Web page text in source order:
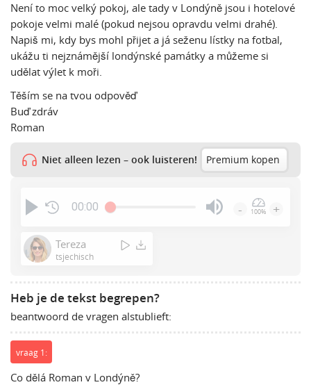
Není to moc velký pokoj, ale tady v Londýně jsou i hotelové
pokoje velmi malé (pokud nejsou opravdu velmi drahé).
Napiš mi, kdy bys mohl přijet a já seženu lístky na fotbal,
ukážu ti nejznámější londýnské památky a můžeme si
udělat výlet k moři.
Těším se na tvou odpověď
Buď zdráv
Roman
Niet alleen lezen – ook luisteren! Premium kopen
00:00 - 100% +
Tereza
tsjechisch
Heb je de tekst begrepen?
beantwoord de vragen alstublieft:
vraag 1:
Co dělá Roman v Londýně?